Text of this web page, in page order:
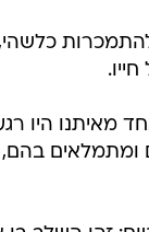
מאיתנו היו
ומתמלאים